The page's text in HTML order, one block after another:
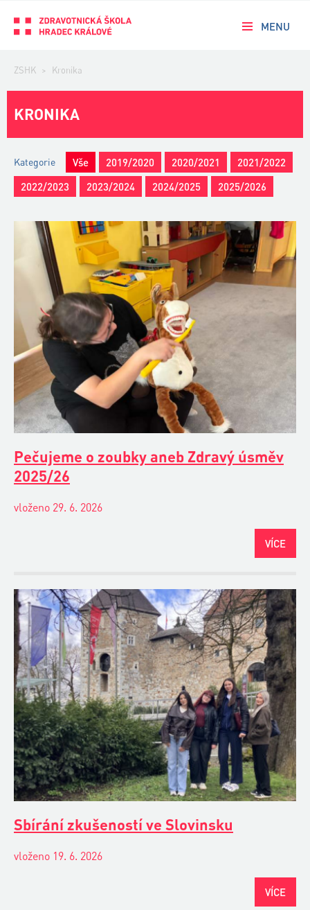
MENU
ZSHK > Kronika
KRONIKA
Kategorie Vše 2019/2020 2020/2021
2021/2022
2022/2023
2023/2024 2024/2025 2025/2026
Pečujeme o zoubky aneb Zdravý úsměv
2025/26
vloženo 29. 6. 2026
VÍCE
Sbírání zkušeností ve Slovinsku
vloženo 19. 6. 2026
VÍCE